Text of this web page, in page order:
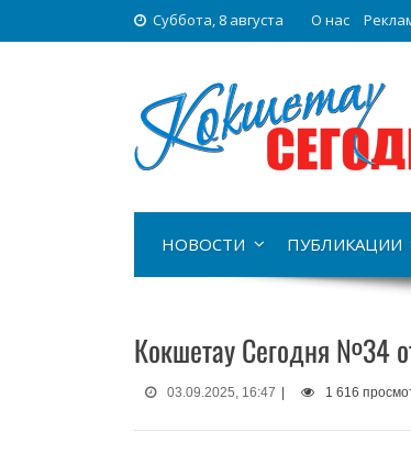
Суббота, 8 августа О нас
НОВОСТИ ПУБЛИКАЦИИ
Кокшетау Сегодня №34
03.09.2025, 16:47 | 1 616